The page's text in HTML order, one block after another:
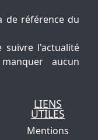
de référence du
suivre l'actualité
aucun
LIENS
UTILES
Mentions